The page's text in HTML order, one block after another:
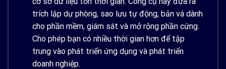
trích lập dự phòng, sao lưu tự động, bản vá dành
cho phần mềm, giám sát và mở rộng phần cứng.
Cho phép bạn có nhiều thời gian hơn để tập
trung vào phát triển ứng dụng và phát triển
doanh nghiệp.